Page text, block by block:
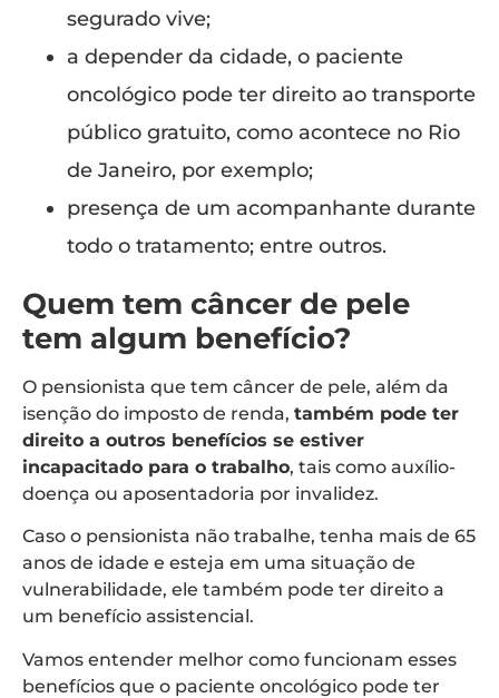
segurado vive;
a depender da cidade, o paciente
oncológico pode ter direito ao transporte
público gratuito, como acontece no Rio
de Janeiro, por exemplo;
presença de um acompanhante durante
todo o tratamento; entre outros.
Quem tem câncer de pele
tem algum benefício?
O pensionista que tem câncer de pele, além da
isenção do imposto de renda, também pode ter
direito a outros benefícios se estiver
incapacitado para o trabalho, tais como auxílio-
doença ou aposentadoria por invalidez.
Caso o pensionista não trabalhe, tenha mais de 65
anos de idade e esteja em uma situação de
vulnerabilidade, ele também pode ter direito a
um benefício assistencial.
Vamos entender melhor como funcionam esses
benefícios que o paciente oncológico pode ter